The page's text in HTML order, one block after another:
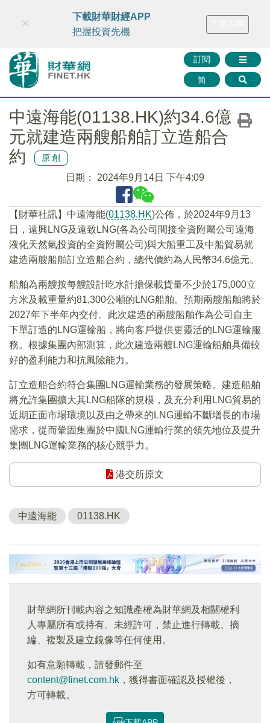
財華智庫網 FINTV FINMETA 財華證券 媒體矩陣
訂閱
简
×
下載財華財經APP
把握投資先機
中遠海能(01138.HK)約34.6億
元就建造兩艘船舶訂立造船合
約
原創
日期： 2024年9月14日 下午4:09
【財華社訊】中遠海能(01138.HK)公佈，於2024年9月13
日，遠興LNG及遠致LNG(各為公司間接全資附屬公司遠海
液化天然氣投資的全資附屬公司)與大船重工及中船貿易就
建造兩艘船舶訂立造船合約，總代價約為人民幣34.6億元。
船舶為兩艘按每艘設計吃水計擔保載貨量不少於175,000立
方米及載重量約81,300公噸的LNG船舶。預期兩艘船舶將於
2027年下半年內交付。此次建造的兩艘船舶作為公司自主
下單訂造的LNG運輸船，將向客戶提供更靈活的LNG運輸服
務。根據集團內部測算，此次建造兩艘LNG運輸船舶具備較
好的盈利能力和抗風險能力。
訂立造船合約符合集團LNG運輸業務的發展策略。建造船舶
將允許集團擴大其LNG船隊的規模，及充分利用LNG貿易的
近期正面市場環境以及由之帶來的LNG運輸不斷增長的市場
需求，從而鞏固集團於中國LNG運輸行業的領先地位及提升
集團LNG運輸業務的核心競爭力。
港交所原文
中遠海能 01138.HK
財華網所刊載內容之知識產權為財華網及相關權利
人專屬所有或持有。未經許可，禁止進行轉載、摘
編、複製及建立鏡像等任何使用。
如有意願轉載，請發郵件至
content@finet.com.hk ，獲得書面確認及授權後，
方可轉載。